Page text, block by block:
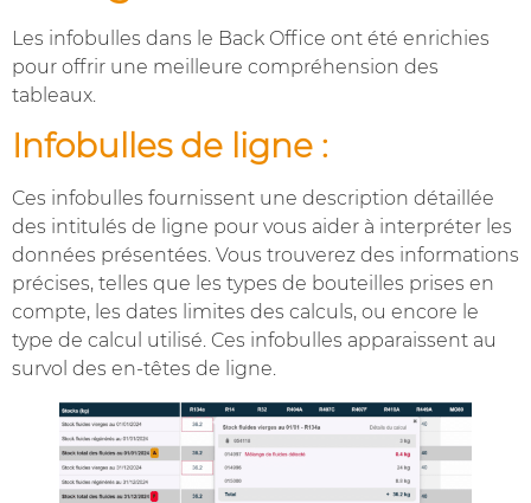
Les infobulles dans le Back Office ont été enrichies
pour offrir une meilleure compréhension des
tableaux.
Infobulles de ligne :
Ces infobulles fournissent une description détaillée
des intitulés de ligne pour vous aider à interpréter les
données présentées. Vous trouverez des informations
précises, telles que les types de bouteilles prises en
compte, les dates limites des calculs, ou encore le
type de calcul utilisé. Ces infobulles apparaissent au
survol des en-têtes de ligne.